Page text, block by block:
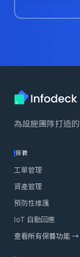
為設施團隊打造
保養
工單管理
資產管理
預防性維護
IoT 自動回應
查看所有保養功能 →